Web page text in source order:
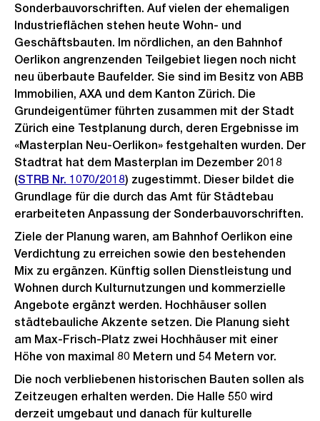
Sonderbauvorschriften. Auf vielen der ehemaligen
Industrieflächen stehen heute Wohn- und
Geschäftsbauten. Im nördlichen, an den Bahnhof
Oerlikon angrenzenden Teilgebiet liegen noch nicht
neu überbaute Baufelder. Sie sind im Besitz von ABB
Immobilien, AXA und dem Kanton Zürich. Die
Grundeigentümer führten zusammen mit der Stadt
Zürich eine Testplanung durch, deren Ergebnisse im
«Masterplan Neu-Oerlikon» festgehalten wurden. Der
Stadtrat hat dem Masterplan im Dezember 2018
(STRB Nr. 1070/2018) zugestimmt. Dieser bildet die
Grundlage für die durch das Amt für Städtebau
erarbeiteten Anpassung der Sonderbauvorschriften.
Ziele der Planung waren, am Bahnhof Oerlikon eine
Verdichtung zu erreichen sowie den bestehenden
Mix zu ergänzen. Künftig sollen Dienstleistung und
Wohnen durch Kulturnutzungen und kommerzielle
Angebote ergänzt werden. Hochhäuser sollen
städtebauliche Akzente setzen. Die Planung sieht
am Max-Frisch-Platz zwei Hochhäuser mit einer
Höhe von maximal 80 Metern und 54 Metern vor.
Die noch verbliebenen historischen Bauten sollen als
Zeitzeugen erhalten werden. Die Halle 550 wird
derzeit umgebaut und danach für kulturelle